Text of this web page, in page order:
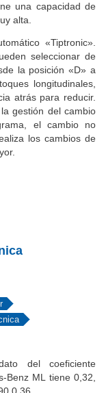
una capacidad de
alta.
«Tiptronic».
seleccionar de
la posición «D» a
longitudinales,
atrás para reducir.
gestión del cambio
el cambio no
los cambios de
del coeficiente
Benz ML tiene 0,32,
0,36.